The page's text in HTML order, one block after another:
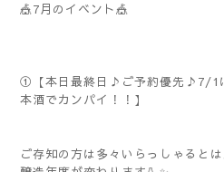
🎪7月のイベント🎪
①【本日最終日♪ご予約優先♪7/1
本酒でカンパイ！！】
ご存知の方は多々いらっしゃると